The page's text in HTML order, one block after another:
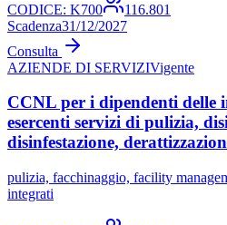
CODICE: K700
116.801
Scadenza31/12/2027
Consulta
AZIENDE DI SERVIZIVigente
CCNL per i dipendenti delle
esercenti servizi di pulizia,
disinfestazione,
pulizia, facchinaggio, facility
integrati